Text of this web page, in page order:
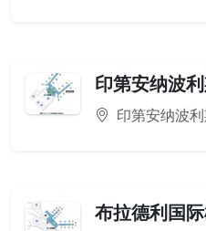
印第安纳波
印第安纳波
布拉德利国